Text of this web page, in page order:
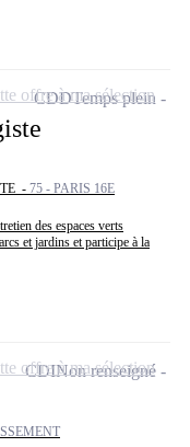
- 75 - PARIS 16E
des espaces verts
et jardins et participe à la
CDDTemps plein
offre à ma sélection
CDINon renseigné
offre à ma sélection